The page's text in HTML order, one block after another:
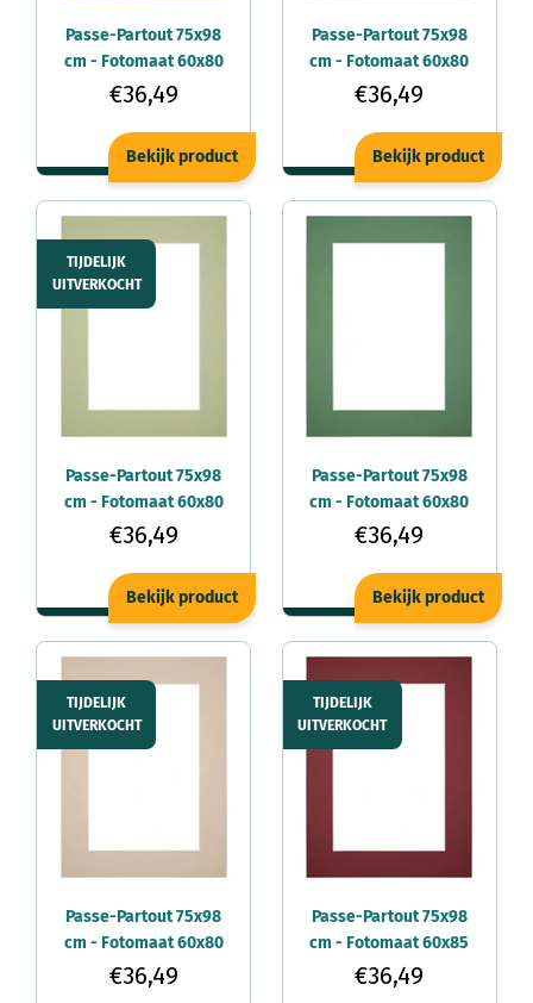
Passe-Partout 75x98
cm - Fotomaat 60x80
cm - Geel - Voor
€36,49
Bekijk product
Passe-Partout 75x98
cm - Fotomaat 60x80
cm - Grijs Graniet -
€36,49
Bekijk product
TIJDELIJK
UITVERKOCHT
Passe-Partout 75x98
cm - Fotomaat 60x80
cm - Mintgroen - Voor
€36,49
Bekijk product
Passe-Partout 75x98
cm - Fotomaat 60x80
cm - Groen Bos - Voor
€36,49
Bekijk product
TIJDELIJK
UITVERKOCHT
Passe-Partout 75x98
cm - Fotomaat 60x80
cm - Beige - Voor
€36,49
TIJDELIJK
UITVERKOCHT
Passe-Partout 75x98
cm - Fotomaat 60x85
cm - Wijnrood - Voor
€36,49